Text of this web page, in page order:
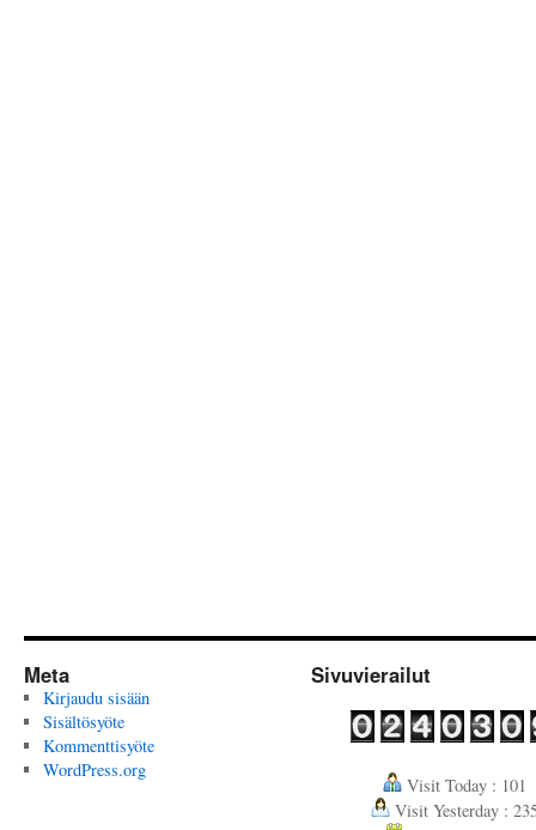
Meta
Kirjaudu sisään
Sisältösyöte
Kommenttisyöte
WordPress.org
Sivuvierailut
Visit Today : 101
Visit Yesterday :